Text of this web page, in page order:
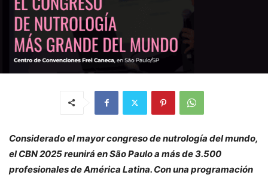
Considerado el mayor congreso de nutrología del mundo,
el CBN 2025 reunirá en São Paulo a más de 3.500
profesionales de América Latina. Con una programación